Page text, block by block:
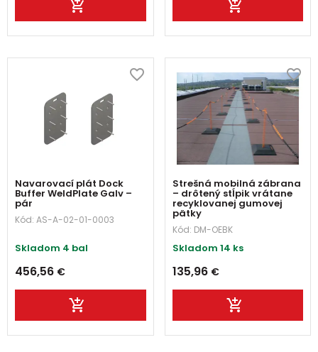
Navarovací plát Dock
Buffer WeldPlate Galv –
pár
Kód: AS-A-02-01-0003
Skladom 4 bal
456,56 €
Strešná mobilná zábrana
– drôtený stĺpik vrátane
recyklovanej gumovej
pätky
Kód: DM-OEBK
Skladom 14 ks
135,96 €